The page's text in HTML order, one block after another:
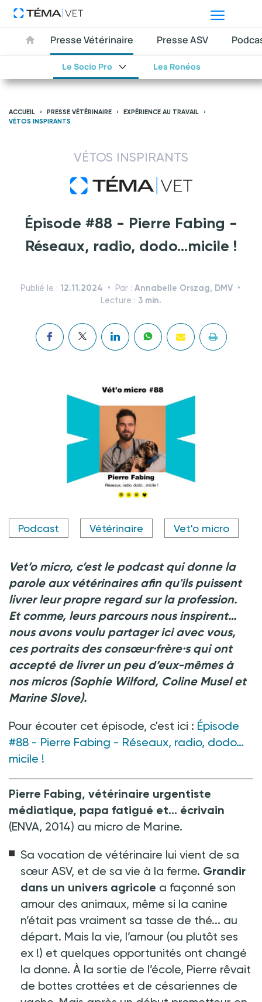
Presse Vétérinaire
Le Socio Pro Les Ronéos
Presse ASV
ACCUEIL PRESSE VÉTÉRINAIRE
EXPÉRIENCE AU TRAVAIL
VÉTOS INSPIRANTS
VÉTOS INSPIRANTS
Épisode #88 - Pierre Fabing -
Réseaux, radio, dodo…micile !
Publié le : 12.11.2024 Par : Annabelle Orszag, DMV
Lecture : 3 min.
Crédit photo @ TÉMAvet
Podcast Vétérinaire Vet'o micro
Vet’o micro, c’est le podcast qui donne la
parole aux vétérinaires afin qu'ils puissent
livrer leur propre regard sur la profession.
Et comme, leurs parcours nous inspirent…
nous avons voulu partager ici avec vous,
ces portraits des consœur·frère·s qui ont
accepté de livrer un peu d’eux-mêmes à
nos micros (Sophie Wilford, Coline Musel et
Marine Slove).
Pour écouter cet épisode, c'est ici : Épisode
#88 - Pierre Fabing - Réseaux, radio, dodo…
micile !
Pierre Fabing, vétérinaire urgentiste
médiatique, papa fatigué et... écrivain
(ENVA, 2014) au micro de Marine.
Sa vocation de vétérinaire lui vient de sa
sœur ASV, et de sa vie à la ferme. Grandir
dans un univers agricole a façonné son
amour des animaux, même si la canine
n’était pas vraiment sa tasse de thé... au
départ. Mais la vie, l’amour (ou plutôt ses
ex !) et quelques opportunités ont changé
la donne. À la sortie de l’école, Pierre rêvait
de bottes crottées et de césariennes de